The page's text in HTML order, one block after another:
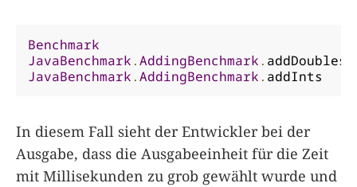
Benchmark
JavaBenchmark.AddingBenchmark.
JavaBenchmark.AddingBenchmark. addInts
In diesem Fall sieht der Entwickler bei der
Ausgabe, dass die Ausgabeeinheit für die Zeit
mit Millisekunden zu grob gewählt wurde und